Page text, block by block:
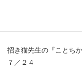
招き猫先生の『ことち
７／２４